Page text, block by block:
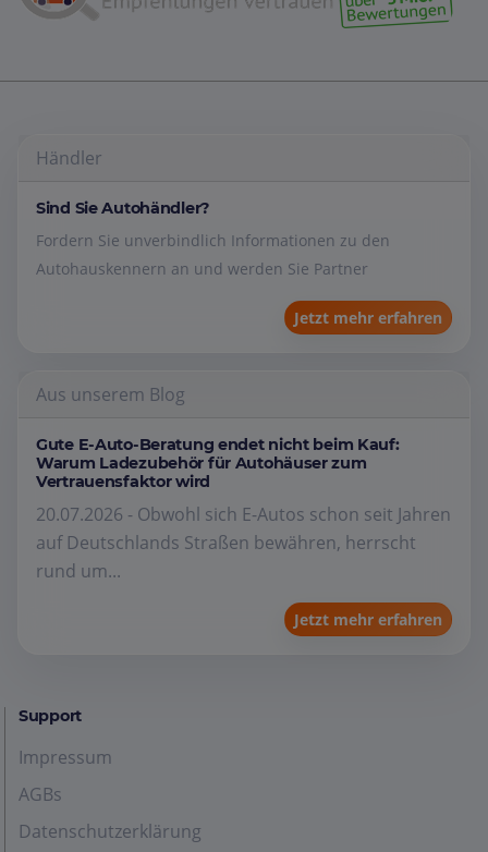
Händler
Sind Sie Autohändler?
Fordern Sie unverbindlich Informationen zu den
Autohauskennern an und werden Sie Partner
Jetzt mehr erfahren
Aus unserem Blog
Gute E-Auto-Beratung endet nicht beim Kauf:
Warum Ladezubehör für Autohäuser zum
Vertrauensfaktor wird
20.07.2026 - Obwohl sich E-Autos schon seit Jahren
auf Deutschlands Straßen bewähren, herrscht
rund um...
Jetzt mehr erfahren
Support
Impressum
AGBs
Datenschutzerklärung